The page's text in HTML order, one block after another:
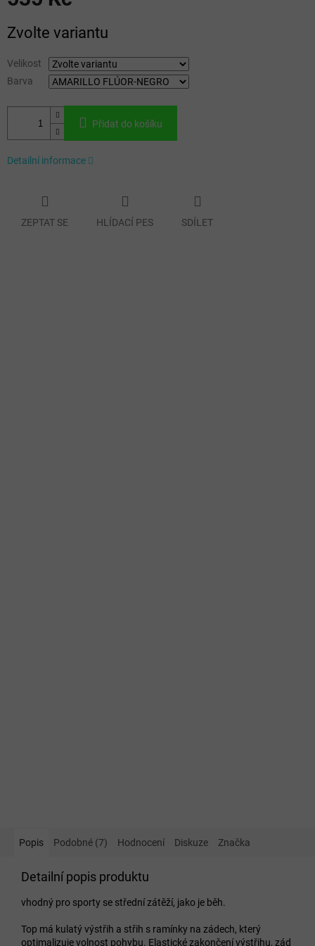
cena:
Zvolte variantu
Velikost
Barva
Přidat do košíku
Detailní informace
ZEPTAT SE HLÍDACÍ PES SDÍLET
Popis Podobné (7) Hodnocení Diskuze Značka
Detailní popis produktu
vhodný pro sporty se střední zátěží, jako je běh.
Top má kulatý výstřih a střih s ramínky na zádech, který
optimalizuje volnost pohybu. Elastické zakončení výstřihu, zád